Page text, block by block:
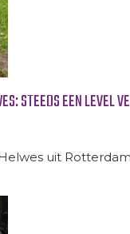
STEEDS EEN LEVEL
uit